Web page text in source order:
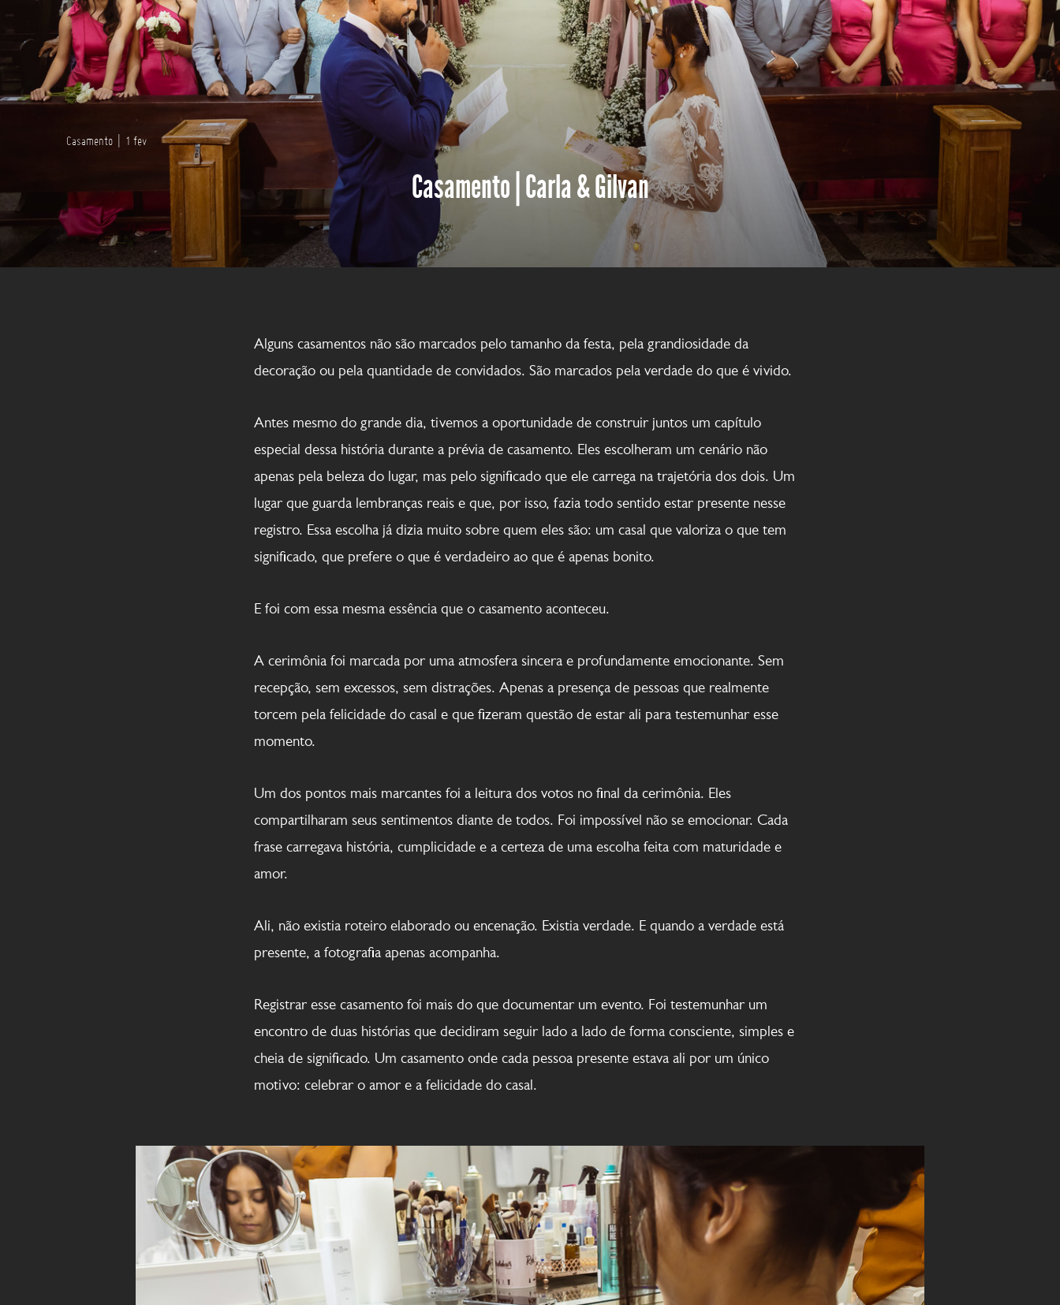
Casamento 1 fev
Casamento | Carla & Gilvan
Alguns casamentos não são marcados pelo tamanho da festa, pela grandiosidade da
decoração ou pela quantidade de convidados. São marcados pela verdade do que é vivido.
Antes mesmo do grande dia, tivemos a oportunidade de construir juntos um capítulo
especial dessa história durante a prévia de casamento. Eles escolheram um cenário não
apenas pela beleza do lugar, mas pelo significado que ele carrega na trajetória dos dois. Um
lugar que guarda lembranças reais e que, por isso, fazia todo sentido estar presente nesse
registro. Essa escolha já dizia muito sobre quem eles são: um casal que valoriza o que tem
significado, que prefere o que é verdadeiro ao que é apenas bonito.
E foi com essa mesma essência que o casamento aconteceu.
A cerimônia foi marcada por uma atmosfera sincera e profundamente emocionante. Sem
recepção, sem excessos, sem distrações. Apenas a presença de pessoas que realmente
torcem pela felicidade do casal e que fizeram questão de estar ali para testemunhar esse
momento.
Um dos pontos mais marcantes foi a leitura dos votos no final da cerimônia. Eles
compartilharam seus sentimentos diante de todos. Foi impossível não se emocionar. Cada
frase carregava história, cumplicidade e a certeza de uma escolha feita com maturidade e
amor.
Ali, não existia roteiro elaborado ou encenação. Existia verdade. E quando a verdade está
presente, a fotografia apenas acompanha.
Registrar esse casamento foi mais do que documentar um evento. Foi testemunhar um
encontro de duas histórias que decidiram seguir lado a lado de forma consciente, simples e
cheia de significado. Um casamento onde cada pessoa presente estava ali por um único
motivo: celebrar o amor e a felicidade do casal.